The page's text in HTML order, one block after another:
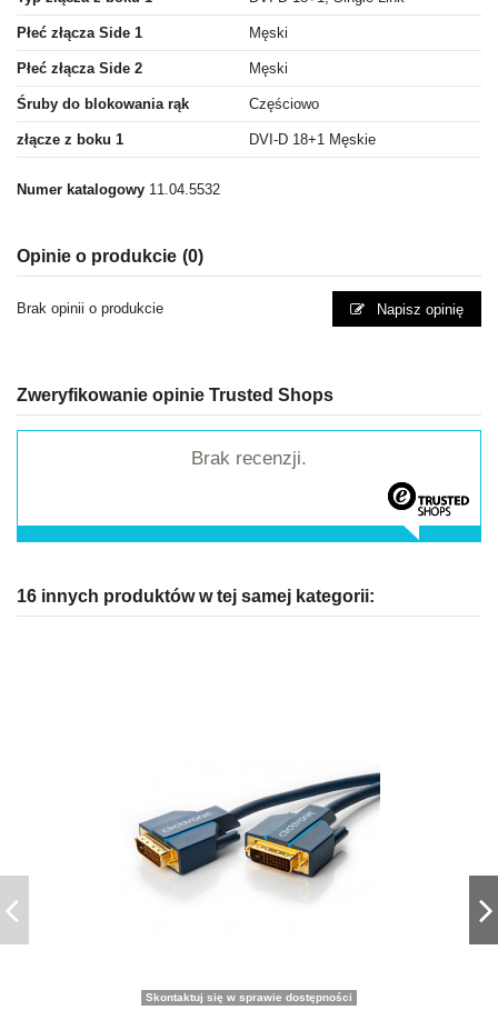
Płeć złącza Side 1 Męski
Płeć złącza Side 2 Męski
Śruby do blokowania rąk Częściowo
złącze z boku 1 DVI-D 18+1 Męskie
Numer katalogowy 11.04.5532
Opinie o produkcie (0)
Brak opinii o produkcie Napisz opinię
Zweryfikowanie opinie Trusted Shops
Brak recenzji.
16 innych produktów w tej samej kategorii:
Skontaktuj się w sprawie dostępności